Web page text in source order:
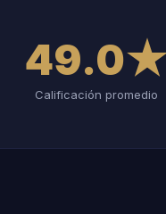
Calificación promedio